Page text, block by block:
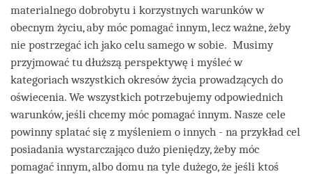
materialnego dobrobytu i korzystnych warunków w
obecnym życiu, aby móc pomagać innym, lecz ważne, żeby
nie postrzegać ich jako celu samego w sobie. Musimy
przyjmować tu dłuższą perspektywę i myśleć w
kategoriach wszystkich okresów życia prowadzących do
oświecenia. We wszystkich potrzebujemy odpowiednich
warunków, jeśli chcemy móc pomagać innym. Nasze cele
powinny splatać się z myśleniem o innych - na przykład cel
posiadania wystarczająco dużo pieniędzy, żeby móc
pomagać innym, albo domu na tyle dużego, że jeśli ktoś